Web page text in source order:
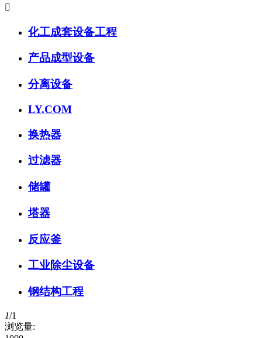

化工成套设备工程
产品成型设备
分离设备
LY.COM
换热器
过滤器
储罐
塔器
反应釜
工业除尘设备
钢结构工程
1/1
浏览量: